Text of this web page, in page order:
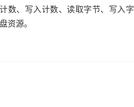
数、写入计数、读取字节、写入字
资源。